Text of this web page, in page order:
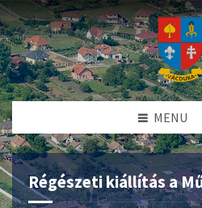
MENU
Régészeti kiállítás a